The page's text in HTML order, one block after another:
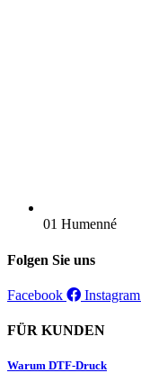
01 Humenné
Folgen Sie uns
Facebook Instagram
FÜR KUNDEN
Warum DTF-Druck